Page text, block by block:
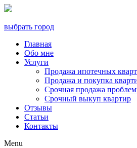
выбрать город
Главная
Обо мне
Услуги
Продажа ипотечных
Продажа и покупка
Срочная продажа
Срочный выкуп квартир
Отзывы
Статьи
Контакты
Menu